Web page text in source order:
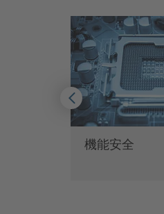
機能安全